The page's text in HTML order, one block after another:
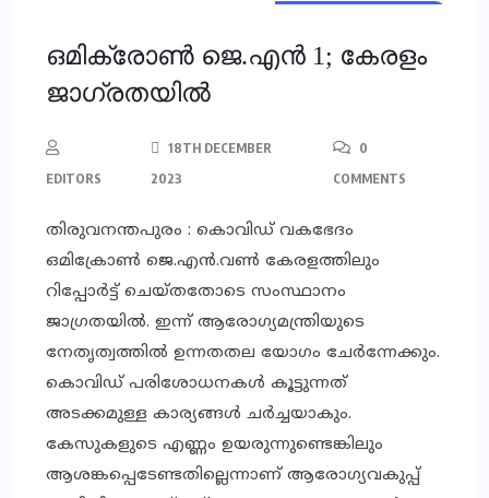
ഒമിക്രോണ്‍ ജെ.എന്‍ 1; കേരളം
ജാഗ്രതയില്‍
EDITORS
18TH DECEMBER
2023
0
COMMENTS
തിരുവനന്തപുരം : കൊവിഡ് വകഭേദം
ഒമിക്രോണ്‍ ജെ.എന്‍.വണ്‍ കേരളത്തിലും
റിപ്പോര്‍ട്ട് ചെയ്തതോടെ സംസ്ഥാനം
ജാഗ്രതയില്‍. ഇന്ന് ആരോഗ്യമന്ത്രിയുടെ
നേതൃത്വത്തില്‍ ഉന്നതതല യോഗം ചേര്‍ന്നേക്കും.
കൊവിഡ് പരിശോധനകള്‍ കൂട്ടുന്നത്
അടക്കമുള്ള കാര്യങ്ങള്‍ ചര്‍ച്ചയാകും.
കേസുകളുടെ എണ്ണം ഉയരുന്നുണ്ടെങ്കിലും
ആശങ്കപ്പെടേണ്ടതില്ലെന്നാണ് ആരോഗ്യവകുപ്പ്